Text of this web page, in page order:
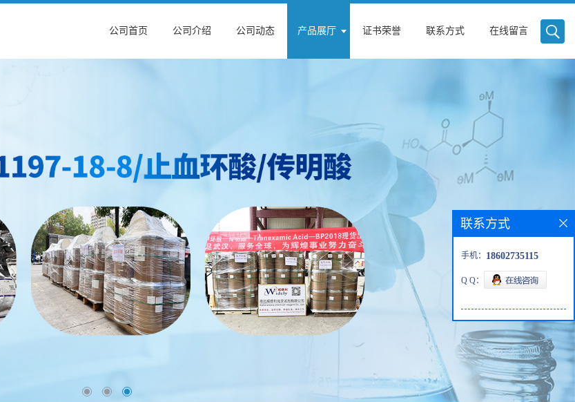
公司首页 公司介绍 公司动态 产品展厅 证书荣誉 联系方式 在线留言
联系方式
手机： 18602735115
Q Q：